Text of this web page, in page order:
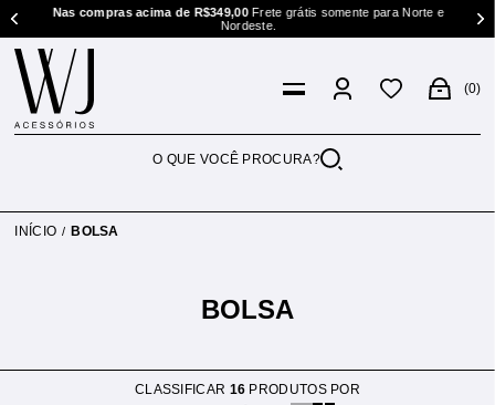
e Nas compras acima de R$349,00Frete grátis somente para Norte e
Nordeste.
0
INÍCIO BOLSA
BOLSA
CLASSIFICAR 16 PRODUTOS POR